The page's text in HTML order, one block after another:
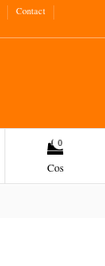
Contact
0
Cos